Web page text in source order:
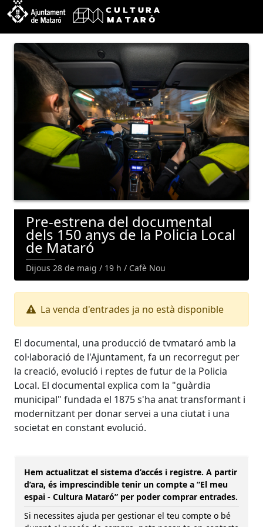
Pre-estrena del documental
dels 150 anys de la Policia Local
de Mataró
Dijous 28 de maig / 19 h / Cafè Nou
La venda d'entrades ja no està disponible
El documental, una producció de tvmataró amb la
col·laboració de l'Ajuntament, fa un recorregut per
la creació, evolució i reptes de futur de la Policia
Local. El documental explica com la "guàrdia
municipal" fundada el 1875 s'ha anat transformant i
modernitzant per donar servei a una ciutat i una
societat en constant evolució.
Hem actualitzat el sistema d’accés i registre. A partir
d’ara, és imprescindible tenir un compte a “El meu
espai - Cultura Mataró” per poder comprar entrades.
Si necessites ajuda per gestionar el teu compte o bé